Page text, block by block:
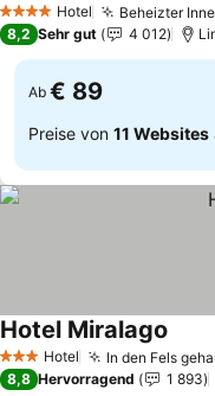
4 Sterne Hotel Beheizter
8,2 Sehr gut 4 012
Ab € 89
Preise von 11 Websites
3 SterneHotel In den Fels
Hotel Miralago
8,8 Hervorragend 1 893